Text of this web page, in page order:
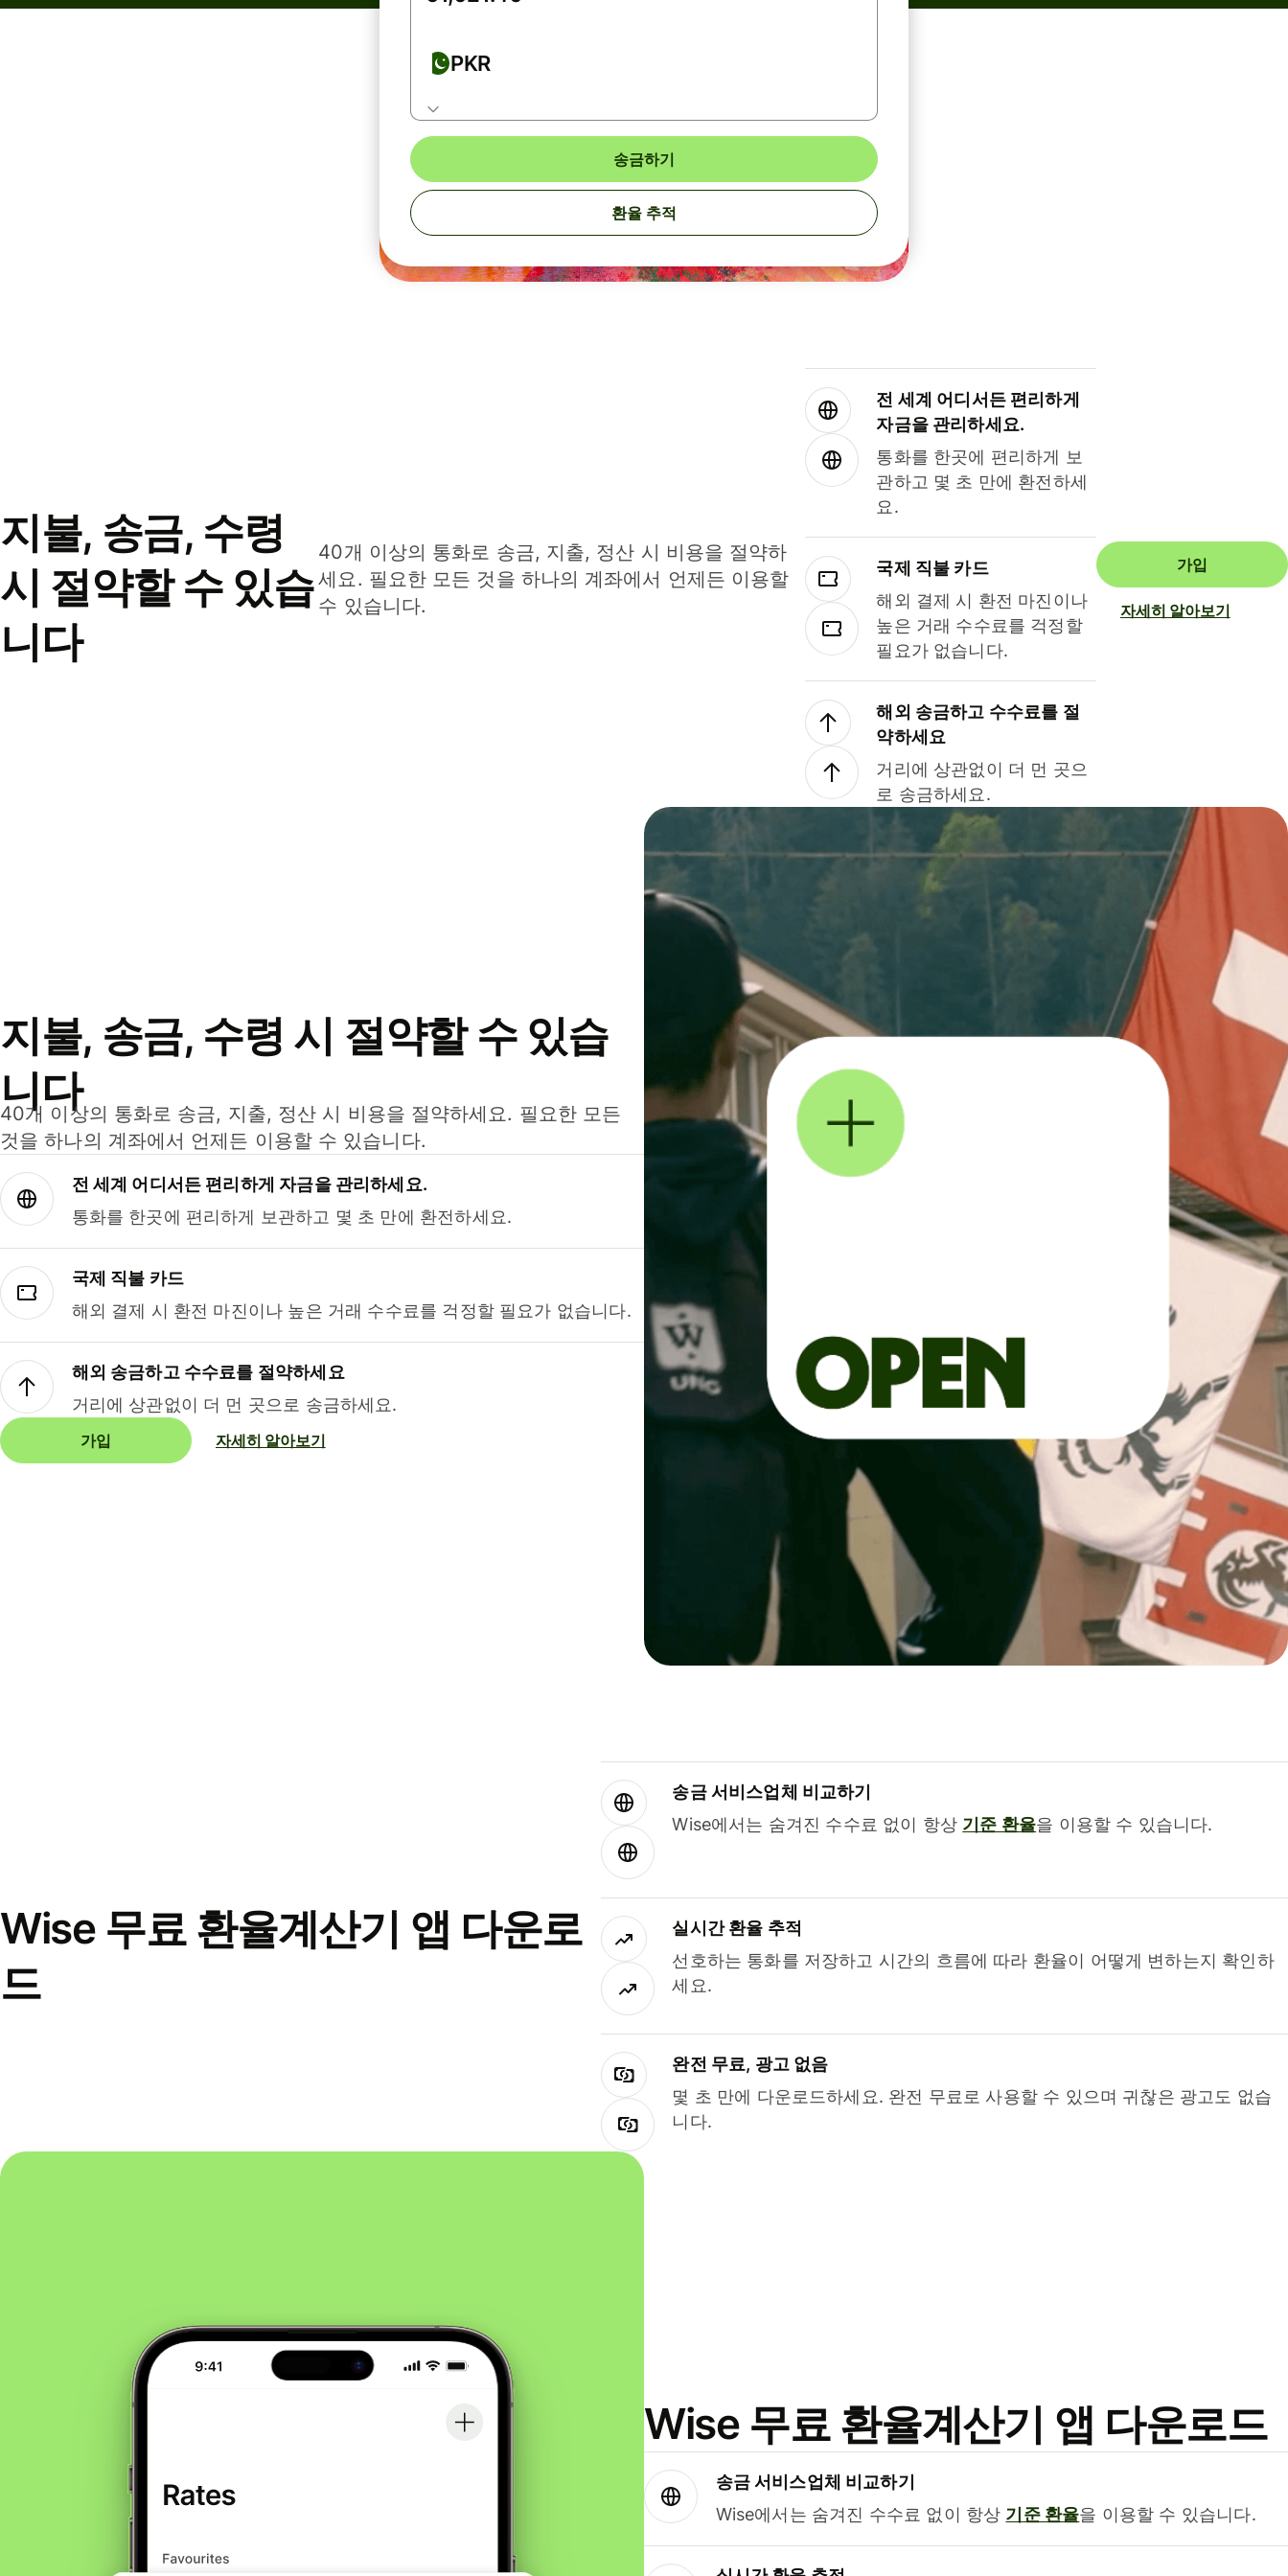
PKR
송금하기
환율 추적
지불, 송금, 수령
시 절약할 수 있습
니다
40개 이상의 통화로 송금, 지출, 정산 시 비용을 절약하
세요. 필요한 모든 것을 하나의 계좌에서 언제든 이용할
수 있습니다.
전 세계 어디서든 편리하게
자금을 관리하세요.
통화를 한곳에 편리하게 보
관하고 몇 초 만에 환전하세
요.
국제 직불 카드
해외 결제 시 환전 마진이나
높은 거래 수수료를 걱정할
필요가 없습니다.
해외 송금하고 수수료를 절
약하세요
거리에 상관없이 더 먼 곳으
로 송금하세요.
가입
자세히 알아보기
지불, 송금, 수령 시 절약할 수 있습
니다
40개 이상의 통화로 송금, 지출, 정산 시 비용을 절약하세요. 필요한 모든
것을 하나의 계좌에서 언제든 이용할 수 있습니다.
전 세계 어디서든 편리하게 자금을 관리하세요.
통화를 한곳에 편리하게 보관하고 몇 초 만에 환전하세요.
국제 직불 카드
해외 결제 시 환전 마진이나 높은 거래 수수료를 걱정할 필요가 없습니다.
해외 송금하고 수수료를 절약하세요
거리에 상관없이 더 먼 곳으로 송금하세요.
가입 자세히 알아보기
Wise 무료 환율계산기 앱 다운로
드
송금 서비스업체 비교하기
Wise에서는 숨겨진 수수료 없이 항상 기준 환율을 이용할 수 있습니다.
실시간 환율 추적
선호하는 통화를 저장하고 시간의 흐름에 따라 환율이 어떻게 변하는지 확인하
세요.
완전 무료, 광고 없음
몇 초 만에 다운로드하세요. 완전 무료로 사용할 수 있으며 귀찮은 광고도 없습
니다.
Wise 무료 환율계산기 앱 다운로드
송금 서비스업체 비교하기
Wise에서는 숨겨진 수수료 없이 항상 기준 환율을 이용할 수 있습니다.